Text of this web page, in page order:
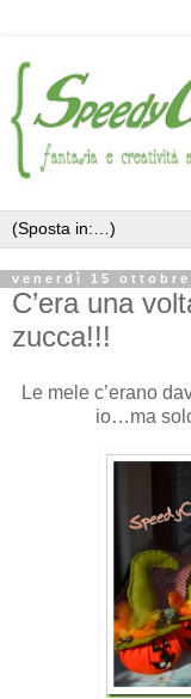
venerdì 15 ottobre
C’era una
zucca!!!
Le mele c’erano
io…ma